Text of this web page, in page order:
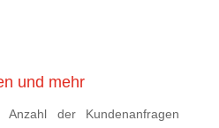
und mehr
der Kundenanfragen